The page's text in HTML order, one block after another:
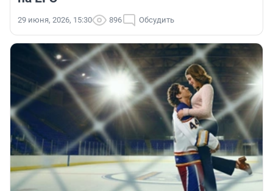
29 июня, 2026, 15:30 896 Обсудить